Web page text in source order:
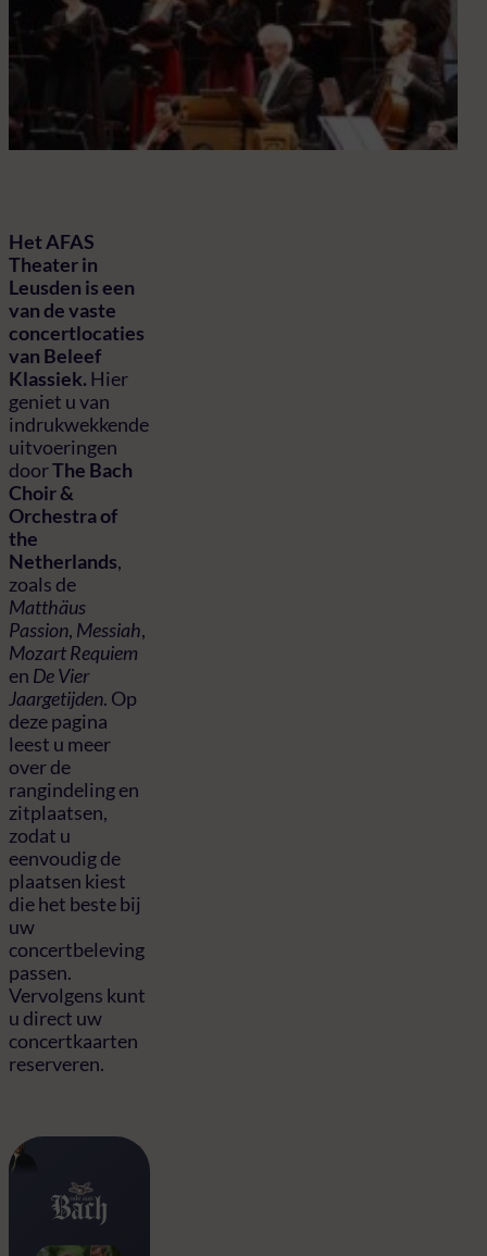
Het AFAS
Theater in
Leusden is een
van de vaste
concertlocaties
van Beleef
Klassiek. Hier
geniet u van
indrukwekkende
uitvoeringen
doorThe Bach
Choir &
Orchestra of
the
Netherlands,
zoals de
Matthäus
Passion, Messiah,
Mozart Requiem
en De Vier
Jaargetijden. Op
deze pagina
leest u meer
over de
rangindeling en
zitplaatsen,
zodat u
eenvoudig de
plaatsen kiest
die het beste bij
uw
concertbeleving
passen.
Vervolgens kunt
u direct uw
concertkaarten
reserveren.